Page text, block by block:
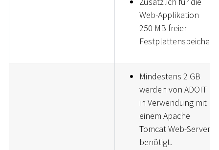
Web-Applikation
250 MB freier
Festplattenspeicher
Mindestens 2 GB
werden von ADOIT
in Verwendung mit
einem Apache
Tomcat Web-Server
benötigt.